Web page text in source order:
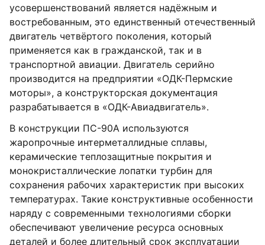
усовершенствований является надёжным и
востребованным, это единственный отечественный
двигатель четвёртого поколения, который
применяется как в гражданской, так и в
транспортной авиации. Двигатель серийно
производится на предприятии «ОДК-Пермские
моторы», а конструкторская документация
разрабатывается в «ОДК-Авиадвигатель».
В конструкции ПС-90А используются
жаропрочные интерметаллидные сплавы,
керамические теплозащитные покрытия и
монокристаллические лопатки турбин для
сохранения рабочих характеристик при высоких
температурах. Такие конструктивные особенности
наряду с современными технологиями сборки
обеспечивают увеличение ресурса основных
деталей и более длительный срок эксплуатации